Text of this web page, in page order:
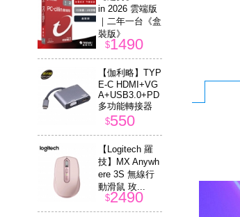
in 2026 雲端版
｜二年一台《盒
裝版》
$1490
【伽利略】TYP
E-C HDMI+VG
A+USB3.0+PD
多功能轉接器
$550
【Logitech 羅
技】MX Anywh
ere 3S 無線行
動滑鼠 玫...
$2490